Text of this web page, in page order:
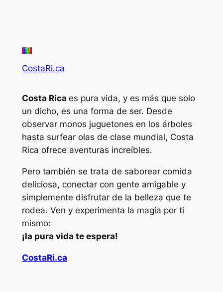
CostaRi.ca
Costa Rica es pura vida, y es más que solo
un dicho, es una forma de ser. Desde
observar monos juguetones en los árboles
hasta surfear olas de clase mundial, Costa
Rica ofrece aventuras increíbles.
Pero también se trata de saborear comida
deliciosa, conectar con gente amigable y
simplemente disfrutar de la belleza que te
rodea. Ven y experimenta la magia por ti
mismo:
¡la pura vida te espera!
CostaRi.ca